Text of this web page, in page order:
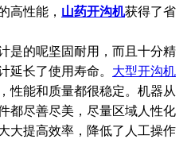
高性能， 山药开沟机获得了省
是的呢坚固耐用，而且十分精
延长了使用寿命。 大型开沟机
性能和质量都很稳定。机器从
都尽善尽美，尽量区域人性化
大提高效率，降低了人工操作